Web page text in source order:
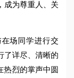
成为尊重人、关
场同学进行交
了详尽、清晰的
热烈的掌声中圆